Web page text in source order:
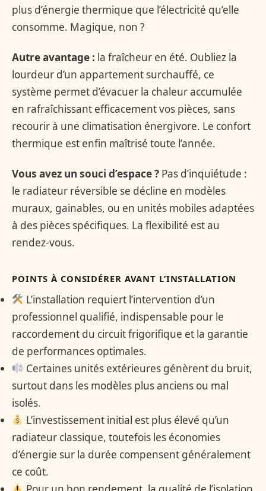
plus d’énergie thermique que l’électricité qu’elle
consomme. Magique, non ?
Autre avantage : la fraîcheur en été. Oubliez la
lourdeur d’un appartement surchauffé, ce
système permet d’évacuer la chaleur accumulée
en rafraîchissant efficacement vos pièces, sans
recourir à une climatisation énergivore. Le confort
thermique est enfin maîtrisé toute l’année.
Vous avez un souci d’espace ? Pas d’inquiétude :
le radiateur réversible se décline en modèles
muraux, gainables, ou en unités mobiles adaptées
à des pièces spécifiques. La flexibilité est au
rendez-vous.
POINTS À CONSIDÉRER AVANT L’INSTALLATION
L’installation requiert l’intervention d’un
professionnel qualifié, indispensable pour le
raccordement du circuit frigorifique et la garantie
de performances optimales.
Certaines unités extérieures génèrent du bruit,
surtout dans les modèles plus anciens ou mal
isolés.
L’investissement initial est plus élevé qu’un
radiateur classique, toutefois les économies
d’énergie sur la durée compensent généralement
ce coût.